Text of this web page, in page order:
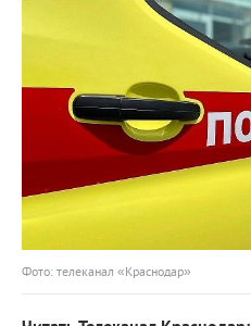
Фото: телеканал «Краснодар»